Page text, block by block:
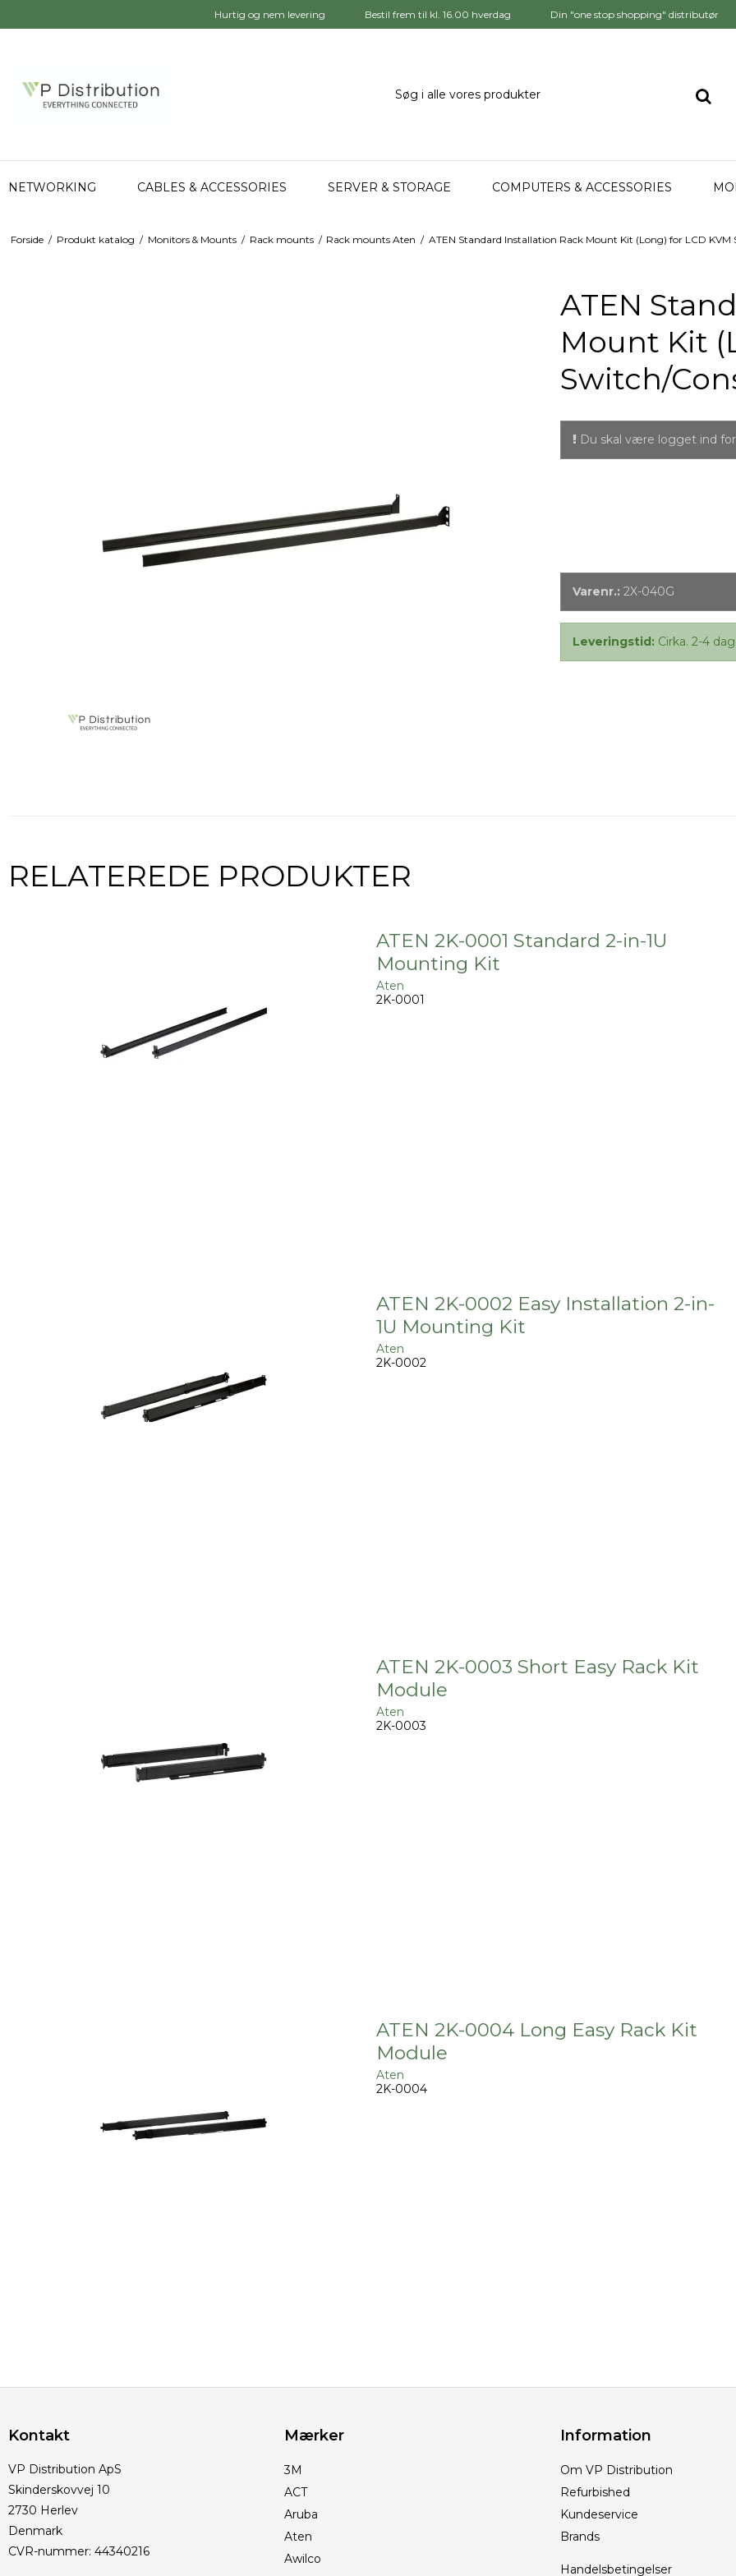
Hurtig og nem levering Bestil frem til kl. 16.00 hverdag Din "one stop shopping" distributør
NETWORKING CABLES & ACCESSORIES SERVER & STORAGE COMPUTERS & ACCESSORIES
Forside / Produkt katalog / Monitors & Mounts / Rack mounts / Rack mounts Aten / ATEN Standard Installation Rack Mount Kit (Long) for LCD KVM
ATEN
Mount Kit
Switch/
Du skal være logget ind
Varenr.: 2X-040G
Leveringstid: Cirka. 2-4
RELATEREDE PRODUKTER
ATEN 2K-0001 Standard 2-in-1U
Mounting Kit
Aten
2K-0001
ATEN 2K-0002 Easy Installation 2-in-
1U Mounting Kit
Aten
2K-0002
ATEN 2K-0003 Short Easy Rack Kit
Module
Aten
2K-0003
ATEN 2K-0004 Long Easy Rack Kit
Module
Aten
2K-0004
Kontakt
VP Distribution ApS
Skinderskovvej 10
2730 Herlev
Denmark
CVR-nummer: 44340216
Mærker
3M
ACT
Aruba
Aten
Awilco
Information
Om VP Distribution
Refurbished
Kundeservice
Brands
Handelsbetingelser